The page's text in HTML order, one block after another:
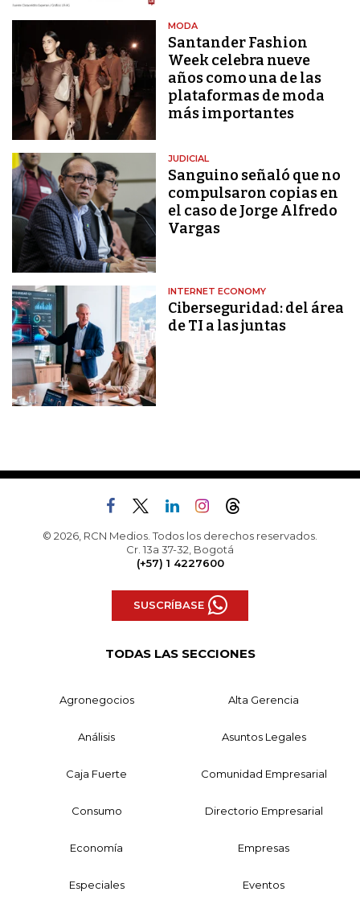
MODA
Santander Fashion
Week celebra nueve
años como una de las
plataformas de moda
más importantes
JUDICIAL
Sanguino señaló que no
compulsaron copias en
el caso de Jorge Alfredo
Vargas
INTERNET ECONOMY
Ciberseguridad: del área
de TI a las juntas
© 2026, RCN Medios. Todos los derechos reservados.
Cr. 13a 37-32, Bogotá
(+57) 1 4227600
SUSCRÍBASE
TODAS LAS SECCIONES
Agronegocios Alta Gerencia
Análisis Asuntos Legales
Caja Fuerte Comunidad Empresarial
Consumo Directorio Empresarial
Economía Empresas
Especiales Eventos